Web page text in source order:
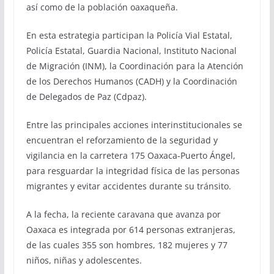
así como de la población oaxaqueña.
En esta estrategia participan la Policía Vial Estatal,
Policía Estatal, Guardia Nacional, Instituto Nacional
de Migración (INM), la Coordinación para la Atención
de los Derechos Humanos (CADH) y la Coordinación
de Delegados de Paz (Cdpaz).
Entre las principales acciones interinstitucionales se
encuentran el reforzamiento de la seguridad y
vigilancia en la carretera 175 Oaxaca-Puerto Ángel,
para resguardar la integridad física de las personas
migrantes y evitar accidentes durante su tránsito.
A la fecha, la reciente caravana que avanza por
Oaxaca es integrada por 614 personas extranjeras,
de las cuales 355 son hombres, 182 mujeres y 77
niños, niñas y adolescentes.